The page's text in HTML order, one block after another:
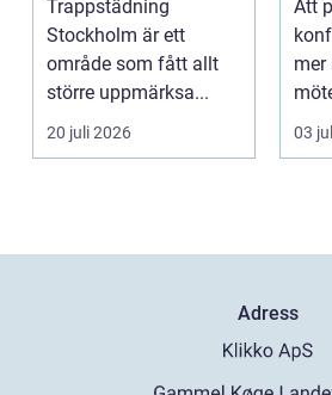
boendemiljöer
Trappstädning
Stockholm är ett
område som fått allt
större uppmärksa...
20 juli 2026
Att
mer
fika.
03
Adress